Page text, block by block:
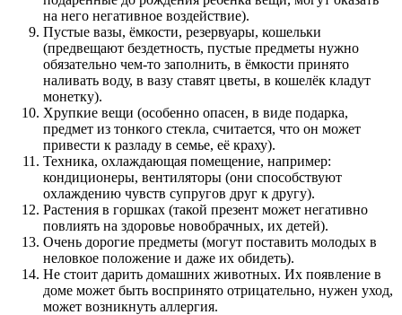
на него негативное воздействие).
Пустые вазы, ёмкости, резервуары, кошельки
(предвещают бездетность, пустые предметы нужно
обязательно чем-то заполнить, в ёмкости принято
наливать воду, в вазу ставят цветы, в кошелёк кладут
монетку).
Хрупкие вещи (особенно опасен, в виде подарка,
предмет из тонкого стекла, считается, что он может
привести к разладу в семье, её краху).
Техника, охлаждающая помещение, например:
кондиционеры, вентиляторы (они способствуют
охлаждению чувств супругов друг к другу).
Растения в горшках (такой презент может негативно
повлиять на здоровье новобрачных, их детей).
Очень дорогие предметы (могут поставить молодых в
неловкое положение и даже их обидеть).
Не стоит дарить домашних животных. Их появление в
доме может быть воспринято отрицательно, нужен уход,
может возникнуть аллергия.